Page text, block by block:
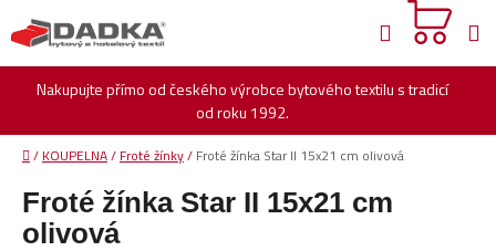
na
obsah
Nakupujte přímo od českého výrobce bytového textilu s tradicí
od roku 1992.
Hledat
Domů
/ KOUPELNA/ Froté žínky/ Froté žínka Star II 15x21 cm olivová
Froté žínka Star II 15x21 cm
olivová